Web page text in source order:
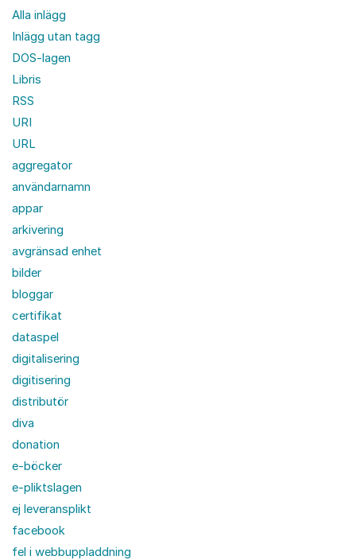
Alla inlägg
Inlägg utan tagg
DOS-lagen
Libris
RSS
URI
URL
aggregator
användarnamn
appar
arkivering
avgränsad enhet
bilder
bloggar
certifikat
dataspel
digitalisering
digitisering
distributör
diva
donation
e-böcker
e-pliktslagen
ej leveransplikt
facebook
fel i webbuppladdning